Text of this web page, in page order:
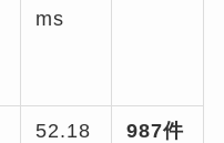
ms
52.18
987件